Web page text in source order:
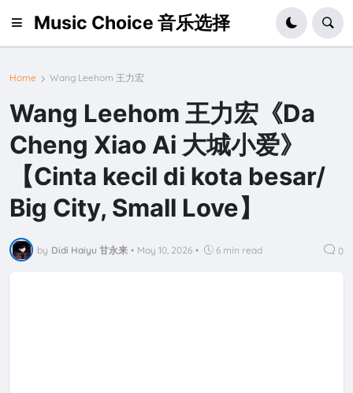
Music Choice 音乐选择
Home Wang Leehom 王力宏
Wang Leehom 王力宏《Da
Cheng Xiao Ai 大城小爱》
【Cinta kecil di kota besar/
Big City, Small Love】
by Didi Haiyu 甘永来 • May 10, 2026 • 6 min read 0